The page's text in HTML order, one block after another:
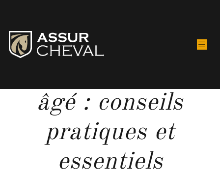
âgé : conseils
pratiques et
essentiels